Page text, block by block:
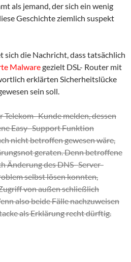
als jemand, der sich ein wenig
Geschichte ziemlich suspekt
die Nachricht, dass tatsächlich
Malwaregezielt DSL- Router mit
erklärten Sicherheitslücke
sein soll.
Kunde melden, dessen
Easy- Support Funktion
nicht betroffen gewesen wäre,
geraten. Denn betroffene
Änderung des DNS- Server-
selbst lösen konnten,
von außen schließlich
also beide Fälle nachzuweisen
als Erklärung recht dürftig.